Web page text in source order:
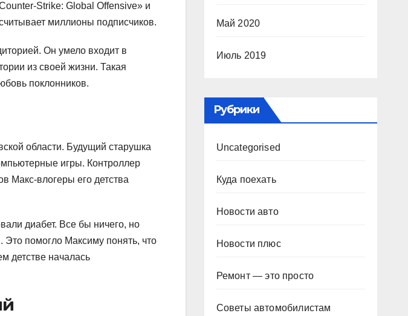
Strike: Global Offensive» и
миллионы подписчиков.
Он умело входит в
из своей жизни. Такая
поклонников.
области. Будущий старушка
игры. Контроллер
Макс-влогеры его детства
диабет. Все бы ничего, но
Это помогло Максиму понять, что
детстве началась
Май 2020
Июль 2019
Рубрики
Uncategorised
Куда поехать
Новости авто
Новости плюс
Ремонт — это просто
Советы автомобилистам